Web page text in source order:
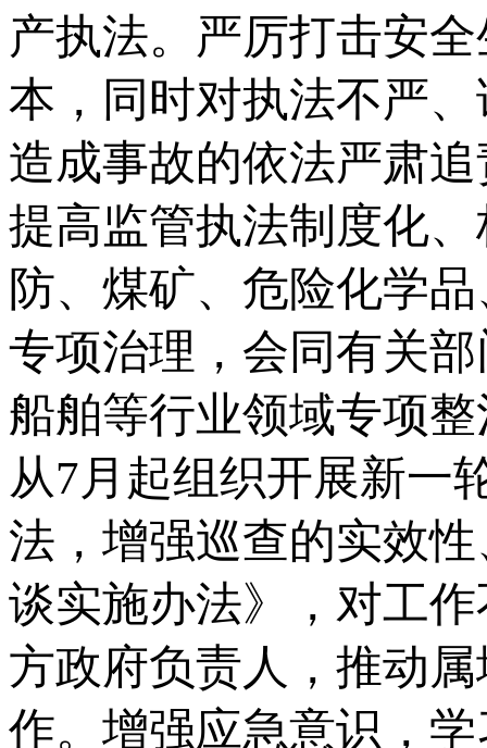
产执法。严厉打击安
本，同时对执法不严
造成事故的依法严肃
提高监管执法制度化
防、煤矿、危险化学
专项治理，会同有关
船舶等行业领域专项
从7月起组织开展新一
法，增强巡查的实效
谈实施办法》，对工
方政府负责人，推动
作。增强应急意识，